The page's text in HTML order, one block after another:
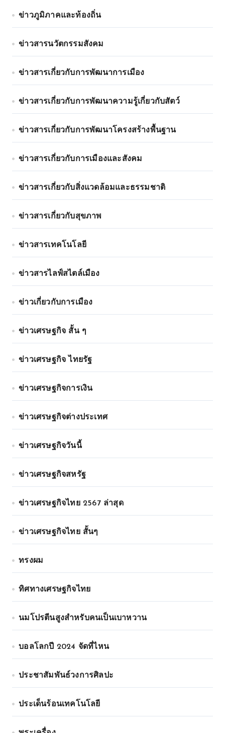
ข่าวภูมิภาคและท้องถิ่น
ข่าวสารนวัตกรรมสังคม
ข่าวสารเกี่ยวกับการพัฒนาการเมือง
ข่าวสารเกี่ยวกับการพัฒนาความรู้เกี่ยวกับสัตว์
ข่าวสารเกี่ยวกับการพัฒนาโครงสร้างพื้นฐาน
ข่าวสารเกี่ยวกับการเมืองและสังคม
ข่าวสารเกี่ยวกับสิ่งแวดล้อมและธรรมชาติ
ข่าวสารเกี่ยวกับสุขภาพ
ข่าวสารเทคโนโลยี
ข่าวสารไลฟ์สไตล์เมือง
ข่าวเกี่ยวกับการเมือง
ข่าวเศรษฐกิจ สั้น ๆ
ข่าวเศรษฐกิจ ไทยรัฐ
ข่าวเศรษฐกิจการเงิน
ข่าวเศรษฐกิจต่างประเทศ
ข่าวเศรษฐกิจวันนี้
ข่าวเศรษฐกิจสหรัฐ
ข่าวเศรษฐกิจไทย 2567 ล่าสุด
ข่าวเศรษฐกิจไทย สั้นๆ
ทรงผม
ทิศทางเศรษฐกิจไทย
นมโปรตีนสูงสำหรับคนเป็นเบาหวาน
บอลโลกปี 2024 จัดที่ไหน
ประชาสัมพันธ์วงการศิลปะ
ประเด็นร้อนเทคโนโลยี